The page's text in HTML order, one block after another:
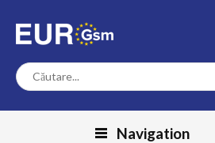
Navigation